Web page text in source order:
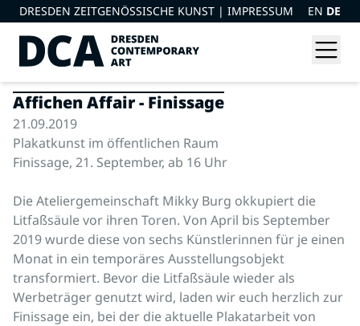
DRESDEN ZEITGENÖSSISCHE KUNST | IMPRESSUM EN DE
Affichen Affair - Finissage
21.09.2019
Plakatkunst im öffentlichen Raum
Finissage, 21. September, ab 16 Uhr
Die Ateliergemeinschaft Mikky Burg okkupiert die
Litfaßsäule vor ihren Toren. Von April bis September
2019 wurde diese von sechs Künstlerinnen für je einen
Monat in ein temporäres Ausstellungsobjekt
transformiert. Bevor die Litfaßsäule wieder als
Werbeträger genutzt wird, laden wir euch herzlich zur
Finissage ein, bei der die aktuelle Plakatarbeit von